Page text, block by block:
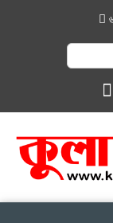
Search
for: